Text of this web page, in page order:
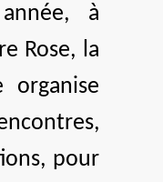
à
Rose, la
pour